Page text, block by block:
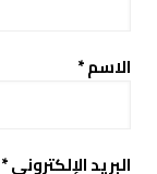
الاسم*
البريد الإلكتروني*